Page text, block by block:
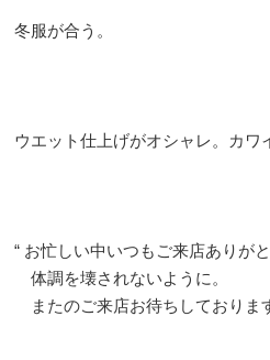
冬服が合う。
ウエット仕上げがオシャレ。カワ
“ お忙しい中いつもご来店ありが
体調を壊されないように。
またのご来店お待ちしておりま